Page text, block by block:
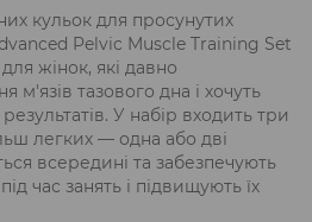
кульок для просунутих
Pelvic Muscle Training Set
жінок, які давно
м'язів тазового дна і хочуть
У набір входить три
легких — одна або дві
всередині та забезпечують
час занять і підвищують їх